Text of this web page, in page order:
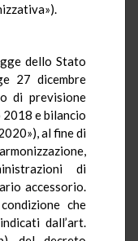
dello Stato
27 dicembre
di previsione
2018 e bilancio
al fine di
di
accessorio.
che
dall’art.